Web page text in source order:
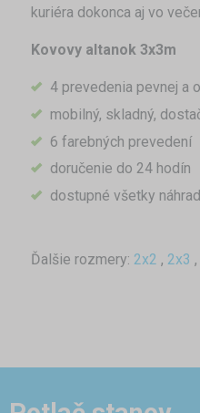
kuriéra dokonca aj vo
Kovovy altanok 3x3m
4 prevedenia pevnej a
mobilný, skladný,
6 farebných prevedení
doručenie do 24 hodín
dostupné všetky
Ďalšie rozmery: 2x2 , 2x3 ,